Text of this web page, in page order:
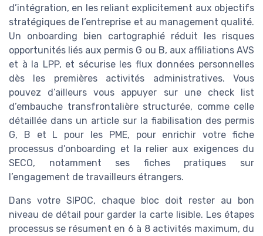
d’intégration, en les reliant explicitement aux objectifs
stratégiques de l’entreprise et au management qualité.
Un onboarding bien cartographié réduit les risques
opportunités liés aux permis G ou B, aux affiliations AVS
et à la LPP, et sécurise les flux données personnelles
dès les premières activités administratives. Vous
pouvez d’ailleurs vous appuyer sur une check list
d’embauche transfrontalière structurée, comme celle
détaillée dans un article sur la fiabilisation des permis
G, B et L pour les PME, pour enrichir votre fiche
processus d’onboarding et la relier aux exigences du
SECO, notamment ses fiches pratiques sur
l’engagement de travailleurs étrangers.
Dans votre SIPOC, chaque bloc doit rester au bon
niveau de détail pour garder la carte lisible. Les étapes
processus se résument en 6 à 8 activités maximum, du